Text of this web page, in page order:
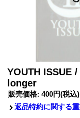
YOUTH ISSUE
longer
販売価格: 400円(税込)
返品特約に関する